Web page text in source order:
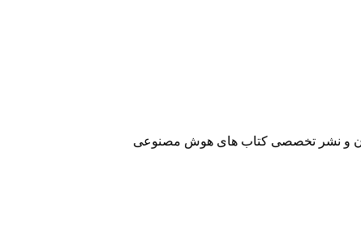
و نشر تخصصی کتاب های هوش مصنوعی